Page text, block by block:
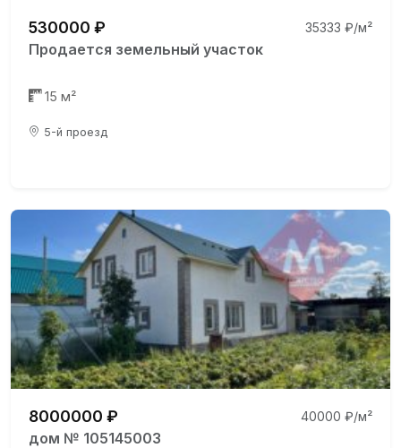
530000 ₽ 35333 ₽/м²
Продается земельный участок
15 м²
5-й проезд
8000000 ₽ 40000 ₽/м²
дом № 105145003